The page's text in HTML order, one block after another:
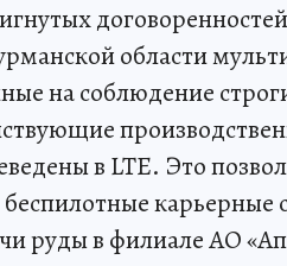
области
на соблюдение
в LTE. Это
руды в филиале АО